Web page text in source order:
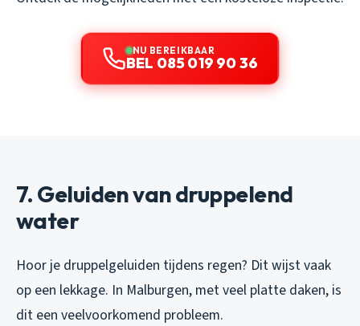
NU BEREIKBAAR
BEL 085 019 90 36
7. Geluiden van druppelend
water
Hoor je druppelgeluiden tijdens regen? Dit wijst vaak
op een lekkage. In Malburgen, met veel platte daken, is
dit een veelvoorkomend probleem.